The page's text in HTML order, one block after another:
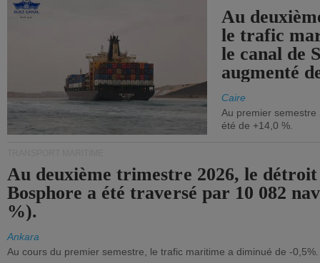
Au
le trafic
le canal de
augmenté
Caire
Au premier
été de +14,0 %.
Au deuxième trimestre 2026, le
Bosphore a été traversé par 10 082
%).
Ankara
Au cours du premier semestre, le trafic maritime a diminué de -0,5%.